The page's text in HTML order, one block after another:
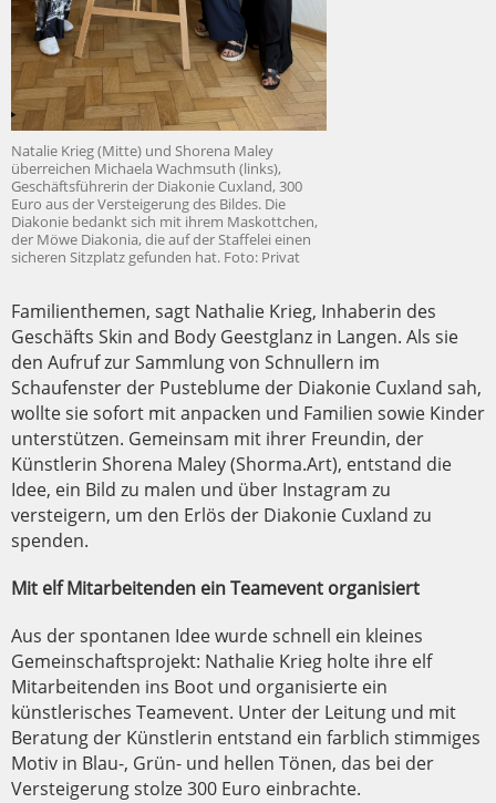
Natalie Krieg (Mitte) und Shorena Maley
überreichen Michaela Wachmsuth (links),
Geschäftsführerin der Diakonie Cuxland, 300
Euro aus der Versteigerung des Bildes. Die
Diakonie bedankt sich mit ihrem Maskottchen,
der Möwe Diakonia, die auf der Staffelei einen
sicheren Sitzplatz gefunden hat. Foto: Privat
Familienthemen, sagt Nathalie Krieg, Inhaberin des
Geschäfts Skin and Body Geestglanz in Langen. Als sie
den Aufruf zur Sammlung von Schnullern im
Schaufenster der Pusteblume der Diakonie Cuxland sah,
wollte sie sofort mit anpacken und Familien sowie Kinder
unterstützen. Gemeinsam mit ihrer Freundin, der
Künstlerin Shorena Maley (Shorma.Art), entstand die
Idee, ein Bild zu malen und über Instagram zu
versteigern, um den Erlös der Diakonie Cuxland zu
spenden.
Mit elf Mitarbeitenden ein Teamevent organisiert
Aus der spontanen Idee wurde schnell ein kleines
Gemeinschaftsprojekt: Nathalie Krieg holte ihre elf
Mitarbeitenden ins Boot und organisierte ein
künstlerisches Teamevent. Unter der Leitung und mit
Beratung der Künstlerin entstand ein farblich stimmiges
Motiv in Blau-, Grün- und hellen Tönen, das bei der
Versteigerung stolze 300 Euro einbrachte.